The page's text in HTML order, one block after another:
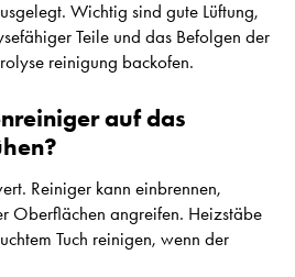
Wichtig sind gute Lüftung,
Teile und das Befolgen der
reinigung backofen.
auf das
Reiniger kann einbrennen,
Oberflächen angreifen. Heizstäbe
Tuch reinigen, wenn der